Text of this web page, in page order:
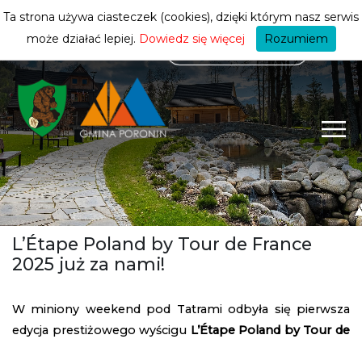
mieszkańca
L’Étape Poland by Tour de France
2025 już za nami!
W miniony weekend pod Tatrami odbyła się pierwsza
edycja prestiżowego wyścigu L’Étape Poland by Tour de
Ta strona używa ciasteczek (cookies), dzięki którym nasz serwis
może działać lepiej. Dowiedz się więcej Rozumiem